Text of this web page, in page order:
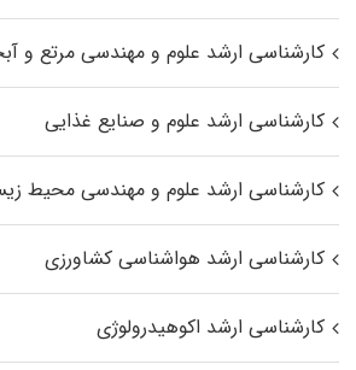
کارشناسی ارشد علوم و مهندسی مرتع و
کارشناسی ارشد علوم و صنایع غذایی
کارشناسی ارشد علوم و مهندسی محیط
کارشناسی ارشد هواشناسی کشاورزی
کارشناسی ارشد اکوهیدرولوژی